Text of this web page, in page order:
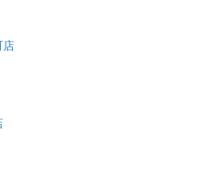
店